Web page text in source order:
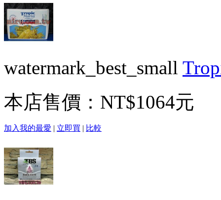
watermark_best_small
本店售價： NT$1064元
加入我的最愛 | 立即買 | 比較